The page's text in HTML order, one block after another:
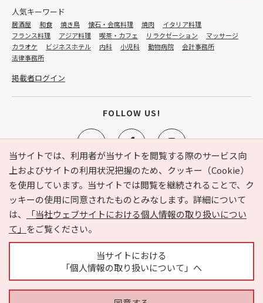
当サイトでは、利用者が当サイトを閲覧する際のサービス向
上およびサイトの利用状況把握のため、クッキー（Cookie）
を使用しています。当サイトでは閲覧を継続されることで、ク
ッキーの使用に同意されたものとみなします。詳細について
は、
「当社ウェブサイトにおける個人情報の取り扱いについ
て」 をご覧ください。
当サイトにおける
「個人情報の取り扱いについて」へ
e-NAVITA（イーナビタ）とは？ お気に入り
ヘルプ
利用規約
個人情報の取り扱いについて
運営会社
サイトマップ
広告掲載に関するお問い合わせ
人気キーワード
居酒屋 和食 焼き鳥 懐石・会席料理 焼肉
イタリア料理
フランス料理
アジア料理 喫茶・カフェ リラクゼーション
マッサージ
カラオケ
ビジネスホテル 内科 小児科 動物病院
会計事務所
法律事務所
掲載者ログイン
FOLLOW US!